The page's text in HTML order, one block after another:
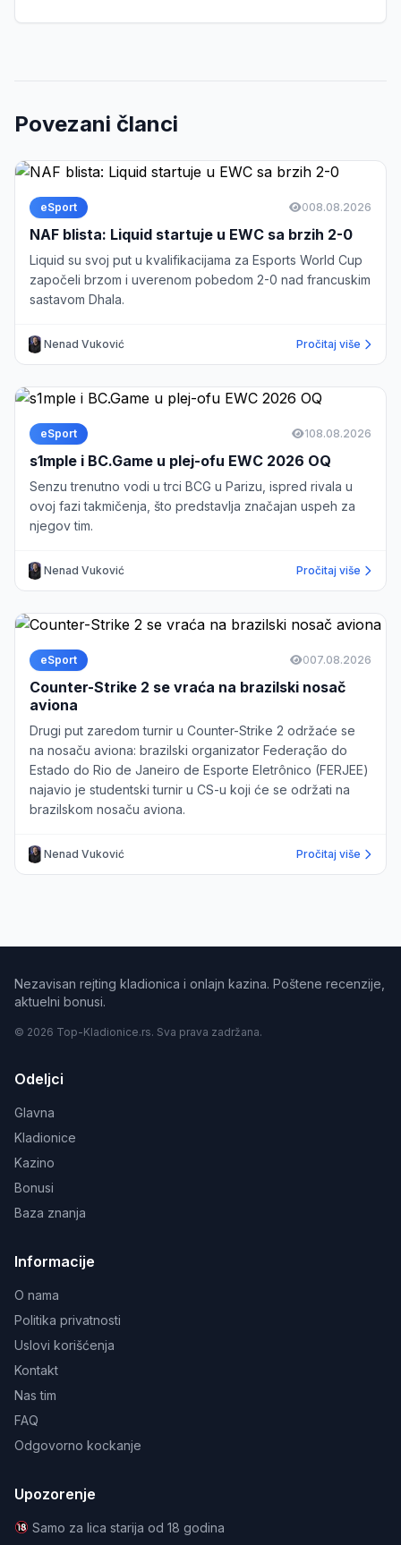
Povezani članci
eSport 008.08.2026
NAF blista: Liquid startuje u EWC sa brzih 2-0
Liquid su svoj put u kvalifikacijama za Esports World Cup
započeli brzom i uverenom pobedom 2-0 nad francuskim
sastavom Dhala.
Nenad Vuković Pročitaj više
eSport 108.08.2026
s1mple i BC.Game u plej-ofu EWC 2026 OQ
Senzu trenutno vodi u trci BCG u Parizu, ispred rivala u
ovoj fazi takmičenja, što predstavlja značajan uspeh za
njegov tim.
Nenad Vuković Pročitaj više
eSport 007.08.2026
Counter-Strike 2 se vraća na brazilski nosač
aviona
Drugi put zaredom turnir u Counter-Strike 2 održaće se
na nosaču aviona: brazilski organizator Federação do
Estado do Rio de Janeiro de Esporte Eletrônico (FERJEE)
najavio je studentski turnir u CS-u koji će se održati na
brazilskom nosaču aviona.
Nenad Vuković Pročitaj više
Nezavisan rejting kladionica i onlajn kazina. Poštene recenzije,
aktuelni bonusi.
© 2026 Top-Kladionice.rs. Sva prava zadržana.
Odeljci
Glavna
Kladionice
Kazino
Bonusi
Baza znanja
Informacije
O nama
Politika privatnosti
Uslovi korišćenja
Kontakt
Nas tim
FAQ
Odgovorno kockanje
Upozorenje
Samo za lica starija od 18 godina